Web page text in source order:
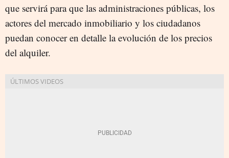
que servirá para que las administraciones públicas, los
actores del mercado inmobiliario y los ciudadanos
puedan conocer en detalle la evolución de los precios
del alquiler.